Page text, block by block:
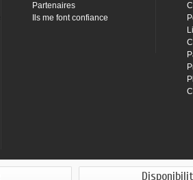
Partenaires
Ils me font confiance